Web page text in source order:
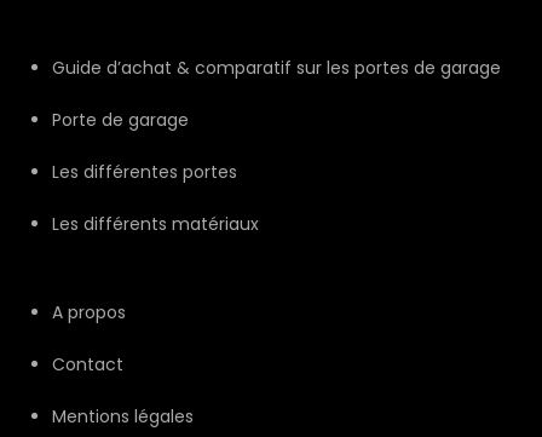
Guide d’achat & comparatif sur les portes de garage
Porte de garage
Les différentes portes
Les différents matériaux
A propos
Contact
Mentions légales